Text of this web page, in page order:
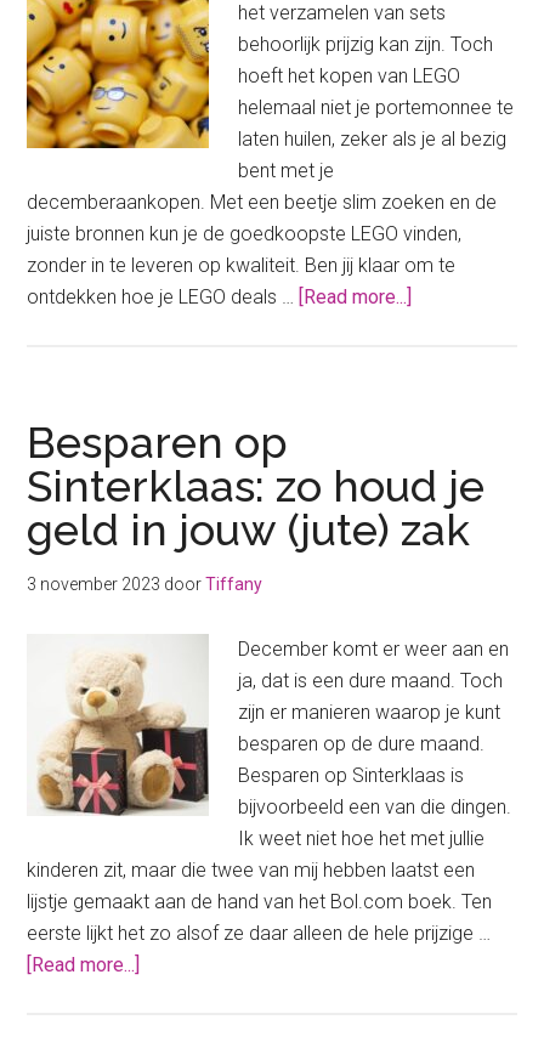
het verzamelen van sets
behoorlijk prijzig kan zijn. Toch
hoeft het kopen van LEGO
helemaal niet je portemonnee te
laten huilen, zeker als je al bezig
bent met je
decemberaankopen. Met een beetje slim zoeken en de
juiste bronnen kun je de goedkoopste LEGO vinden,
zonder in te leveren op kwaliteit. Ben jij klaar om te
ontdekken hoe je LEGO deals …
[Read more...]
zo
Besparen op
Sinterklaas: zo houd je
geld in jouw (jute) zak
3 november 2023 doorTiffany
December komt er weer aan en
ja, dat is een dure maand. Toch
zijn er manieren waarop je kunt
besparen op de dure maand.
Besparen op Sinterklaas is
bijvoorbeeld een van die dingen.
Ik weet niet hoe het met jullie
kinderen zit, maar die twee van mij hebben laatst een
lijstje gemaakt aan de hand van het Bol.com boek. Ten
eerste lijkt het zo alsof ze daar alleen de hele prijzige …
[Read more...]